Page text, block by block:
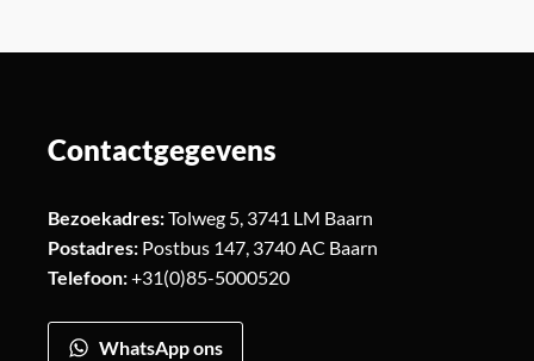
Contactgegevens
Bezoekadres:Tolweg 5, 3741 LM Baarn
Postadres: Postbus 147, 3740 AC Baarn
Telefoon:+31(0)85-5000520
WhatsApp ons